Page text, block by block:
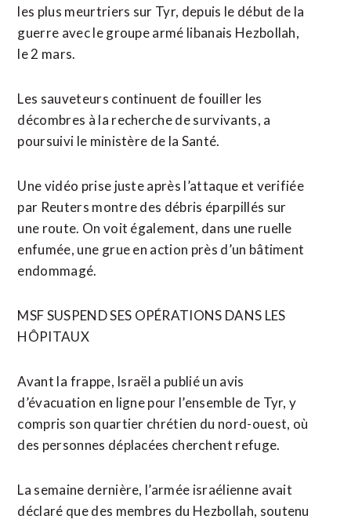
les plus meurtriers sur Tyr, depuis le début de la
guerre avec le groupe armé libanais ​Hezbollah,
le 2 mars.
Les sauveteurs continuent de fouiller les
décombres à la recherche de survivants, a
poursuivi le ministère de la Santé.
Une vidéo prise juste après l’attaque et verifiée
par Reuters montre des débris éparpillés sur
une route. On voit également, dans une ruelle
enfumée, une ⁠grue en action près d’un bâtiment
endommagé.
MSF SUSPEND SES OPÉRATIONS DANS LES
HÔPITAUX
Avant la ⁠frappe, Israël a publié un avis
d’évacuation en ligne pour l’ensemble de Tyr, y
compris son quartier chrétien du nord-ouest, où
des personnes déplacées cherchent refuge.
La semaine dernière, l’armée israélienne avait
déclaré que des membres du Hezbollah, soutenu